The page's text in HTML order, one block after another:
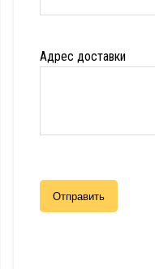
Адрес доставки